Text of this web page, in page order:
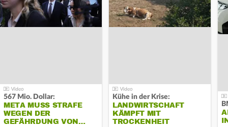
567 Mio. Dollar:
META MUSS STRAFE
WEGEN DER
GEFÄHRDUNG VON…
Kühe in der Krise:
LANDWIRTSCHAFT
KÄMPFT MIT
TROCKENHEIT